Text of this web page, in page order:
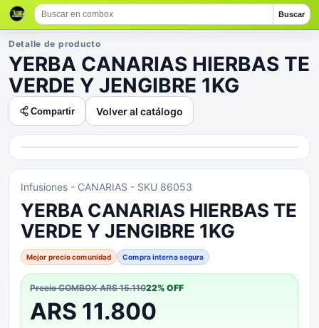
Buscar
Detalle de producto
YERBA CANARIAS HIERBAS TE
VERDE Y JENGIBRE 1KG
Compartir Volver al catálogo
Infusiones - CANARIAS - SKU 86053
YERBA CANARIAS HIERBAS TE
VERDE Y JENGIBRE 1KG
Mejor precio comunidad Compra interna segura
Precio COMBOXARS 15.11022% OFF
ARS 11.800